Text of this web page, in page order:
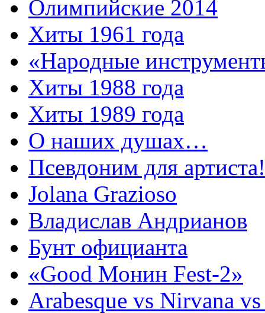
Олимпийские 2014
Хиты 1961 года
«Народные
Хиты 1988 года
Хиты 1989 года
О наших душах…
Псевдоним для артиста!
Jolana Grazioso
Владислав Андрианов
Бунт официанта
«Good Монин Fest-2»
Arabesque vs Nirvana